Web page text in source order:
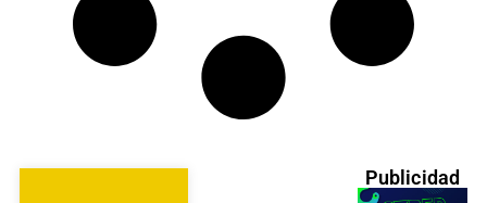
Publicidad